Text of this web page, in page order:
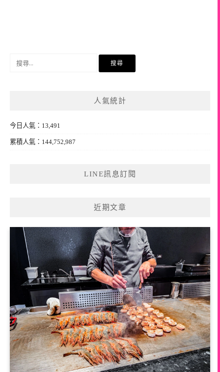
人氣統計
今日人氣：13,491
累積人氣：144,752,987
LINE訊息訂閱
近期文章